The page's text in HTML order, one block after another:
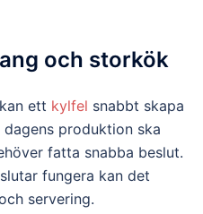
och storkök
ett kylfel snabbt skapa
produktion ska
fatta snabba beslut.
fungera kan det
servering.